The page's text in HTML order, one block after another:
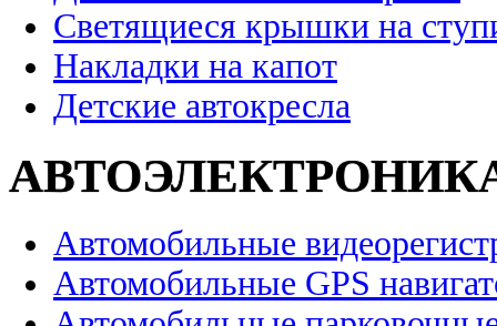
Светящиеся крышки на
Накладки на капот
Детские автокресла
Автомобильные
Автомобильные GPS